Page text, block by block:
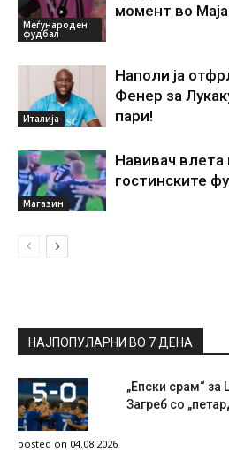
Меѓународен
фудбал
момент во
Италија
Наполи ја
Фенер за
пари!
Магазин
Навивач влета
гостинските
НАЈПОПУЛАРНИ ВО 7 ДЕНА
„Епски срам“
Загреб со
posted on 04.08.2026